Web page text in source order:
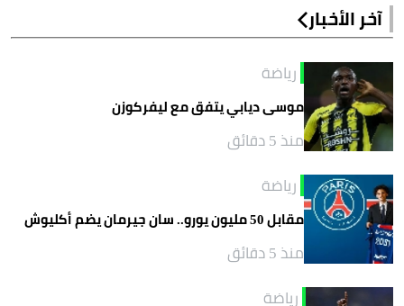
آخر الأخبار
رياضة
موسى ديابي يتفق مع ليفركوزن
منذ 5 دقائق
رياضة
مقابل 50 مليون يورو.. سان جيرمان يضم أكليوش
منذ 5 دقائق
رياضة